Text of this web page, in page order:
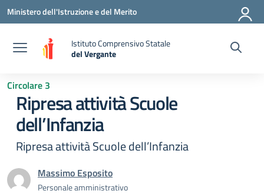
Vai ai contenuti
Vai al menu di navigazione
Vai al footer
Ministero dell'Istruzione e del Merito
Istituto Comprensivo Statale
del Vergante
— Visita la pagina iniziale della scuola
Circolare 3
Ripresa attività Scuole
dell’Infanzia
Ripresa attività Scuole dell’Infanzia
Massimo Esposito
Personale amministrativo